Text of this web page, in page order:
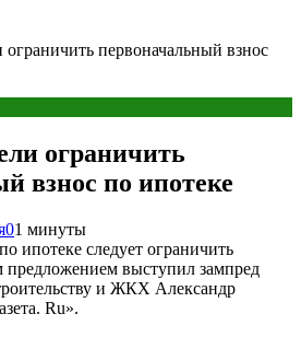
ограничить первоначальный взнос
ограничить
взнос по ипотеке
01 минуты
ипотеке следует ограничить
выступил зампред
и ЖКХ Александр
Ru».